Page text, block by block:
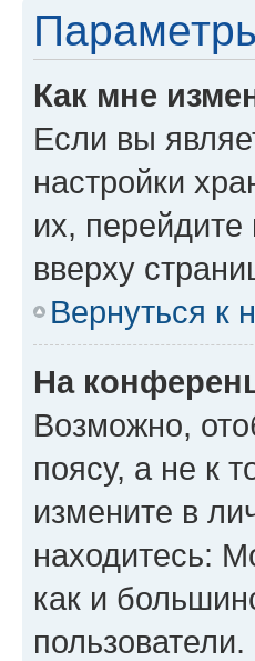
Как мне
Если вы
настройки
их,
вверху
Вернуться к
На
Возможно,
поясу, а не к
измените в
находитесь:
как и